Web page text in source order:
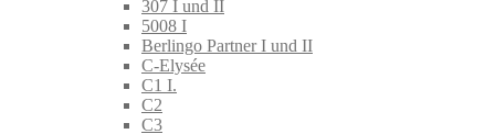
307 I und II
5008 I
Berlingo Partner I und II
C-Elysée
C1 I.
C2
C3